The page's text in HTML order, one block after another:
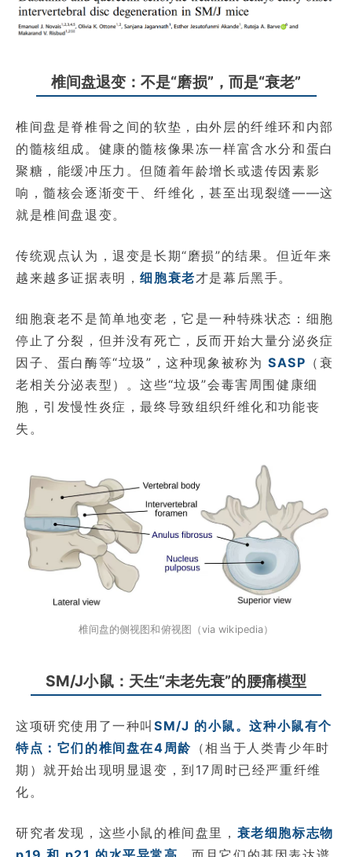
椎间盘退变：不是“磨损”，而是“衰老”
椎间盘是脊椎骨之间的软垫，由外层的纤维环和内部
的髓核组成。健康的髓核像果冻一样富含水分和蛋白
聚糖，能缓冲压力。但随着年龄增长或遗传因素影
响，髓核会逐渐变干、纤维化，甚至出现裂缝——这
就是椎间盘退变。
传统观点认为，退变是长期“磨损”的结果。但近年来
越来越多证据表明，细胞衰老才是幕后黑手。
细胞衰老不是简单地变老，它是一种特殊状态：细胞
停止了分裂，但并没有死亡，反而开始大量分泌炎症
因子、蛋白酶等“垃圾”，这种现象被称为SASP （衰
老相关分泌表型）。这些“垃圾”会毒害周围健康细
胞，引发慢性炎症，最终导致组织纤维化和功能丧
失。
椎间盘的侧视图和俯视图（via wikipedia）
SM/J小鼠：天生“未老先衰”的腰痛模型
这项研究使用了一种叫 SM/J 的小鼠。这种小鼠有个
特点：它们的椎间盘在4周龄 （相当于人类青少年时
期）就开始出现明显退变，到17周时已经严重纤维
化。
研究者发现，这些小鼠的椎间盘里， 衰老细胞标志物